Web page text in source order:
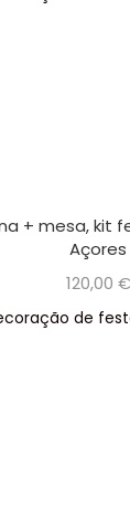
+ mesa, kit
Açores
120,00 €